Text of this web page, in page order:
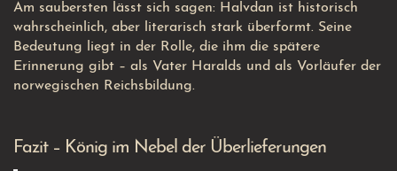
Am saubersten lässt sich sagen: Halvdan ist historisch
wahrscheinlich, aber literarisch stark überformt. Seine
Bedeutung liegt in der Rolle, die ihm die spätere
Erinnerung gibt – als Vater Haralds und als Vorläufer der
norwegischen Reichsbildung.
Fazit – König im Nebel der Überlieferungen